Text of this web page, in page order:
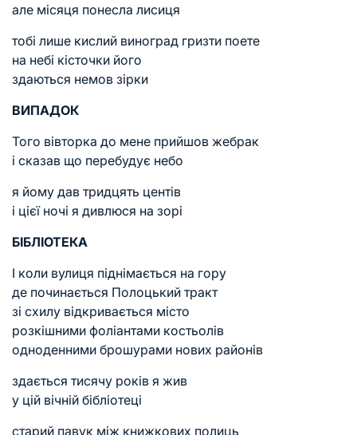
але місяця понесла лисиця
тобі лише кислий виноград гризти поете
на небі кісточки його
здаються немов зірки
ВИПАДОК
Того вівторка до мене прийшов жебрак
і сказав що перебудує небо
я йому дав тридцять центів
і цієї ночі я дивлюся на зорі
БІБЛІОТЕКА
І коли вулиця піднімається на гору
де починається Полоцький тракт
зі схилу відкривається місто
розкішними фоліантами костьолів
одноденними брошурами нових районів
здається тисячу років я жив
у цій вічній бібліотеці
старий павук між книжкових полиць